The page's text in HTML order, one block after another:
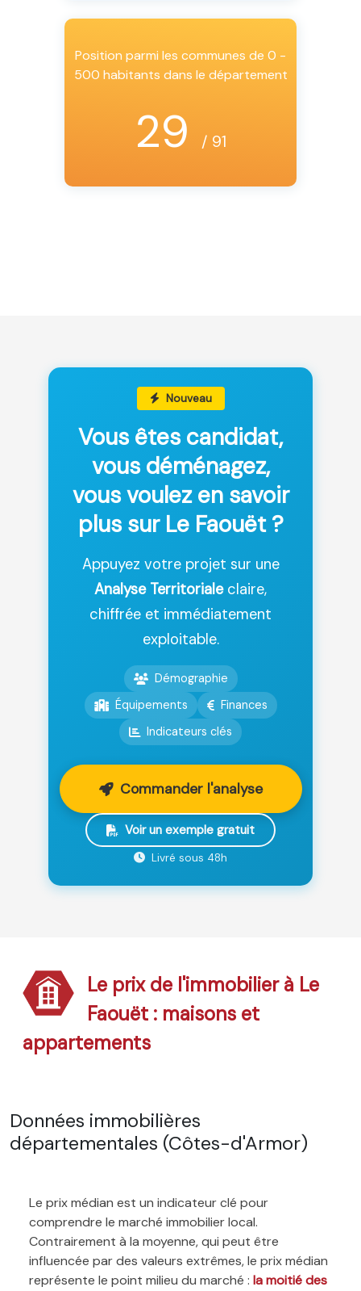
Position parmi les communes de 0 -
500 habitants dans le département
29 / 91
Nouveau
Vous êtes candidat,
vous déménagez,
vous voulez en savoir
plus sur Le Faouët ?
Appuyez votre projet sur une
Analyse Territorialeclaire,
chiffrée et immédiatement
exploitable.
Démographie
Équipements
Finances
Indicateurs clés
Commander l'analyse
Voir un exemple gratuit
Livré sous 48h
Le prix de l'immobilier à Le
Faouët : maisons et
appartements
Données immobilières
départementales (Côtes-d'Armor)
Le prix médian est un indicateur clé pour
comprendre le marché immobilier local.
Contrairement à la moyenne, qui peut être
influencée par des valeurs extrêmes, le prix médian
représente le point milieu du marché : la moitié des